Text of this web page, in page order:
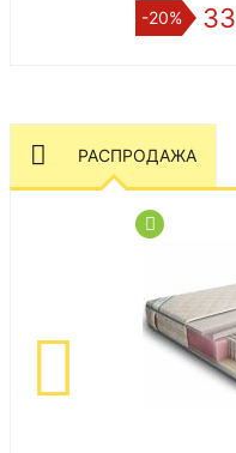
-20%
РАСПРОДАЖА